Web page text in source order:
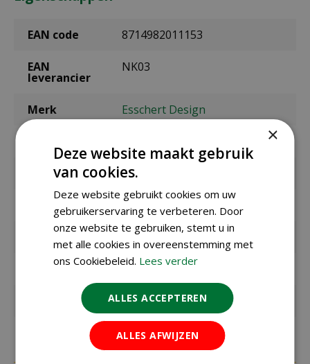
EAN code 8714982011153
EAN
leverancier
NK03
Merk Esschert Design
Geschikt voor vogels
Lengte 11,3 cm
Breedte 16 cm
Hoogte 21,5 cm
Materiaal hout, Bitumen
×
Deze website maakt gebruik
van cookies.
Deze website gebruikt cookies om uw
gebruikerservaring te verbeteren. Door
onze website te gebruiken, stemt u in
met alle cookies in overeenstemming met
ons Cookiebeleid. Lees verder
ALLES ACCEPTEREN
ALLES AFWIJZEN